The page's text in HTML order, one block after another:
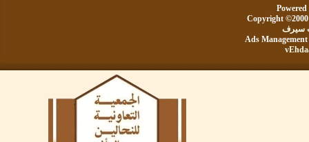
Copyright
Ads